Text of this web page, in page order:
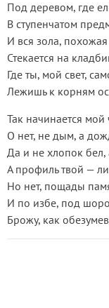
Под деревом, где
В ступенчатом
И вся зола,
Стекается на
Где ты, мой свет,
Лежишь к корням
Так начинается мой
О нет, не дым, а
Да и не хлопок бел,
А профиль твой —
Но нет, пощады
И по избе, под
Брожу, как